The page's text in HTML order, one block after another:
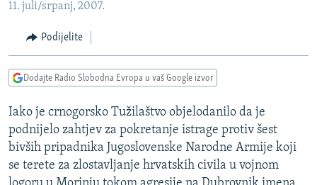
navigaciju
Pređite
pretragu
CRNA GORA
VIZUELNO
FOTOGALERIJE
INFOGRAFIKE
PODCASTI
RAT U UKRAJINI
KINA NA BALKANU
RSE PRIČE IZ SVIJETA
ISPRIČAJ MI
11. juli/srpanj, 2007.
Podijelite
Dodajte Radio Slobodna Evropa u vaš Google izvor
Iako je crnogorsko Tužilaštvo objelodanilo da je
podnijelo zahtjev za pokretanje istrage protiv šest
bivših pripadnika Jugoslovenske Narodne Armije koji
se terete za zlostavljanje hrvatskih civila u vojnom